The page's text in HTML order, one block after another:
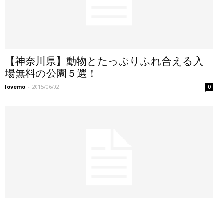
【神奈川県】動物とたっぷりふれ合える入
場無料の公園５選！
lovemo - 2015/06/02 0